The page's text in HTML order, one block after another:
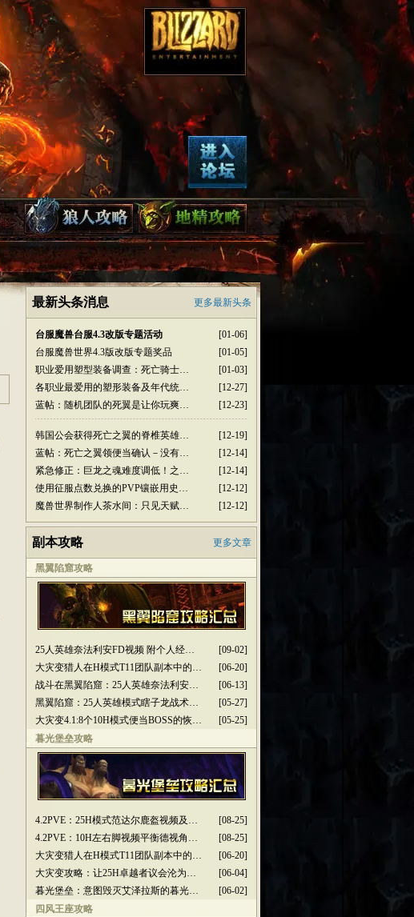
最新头条消息 更多最新头条
[01-06]
台服魔兽台服4.3改版专题活动
[01-05]
台服魔兽世界4.3版改版专题奖品
[01-03]
职业爱用塑型装备调查：死亡骑士…
[12-27]
各职业最爱用的塑形装备及年代统…
[12-23]
蓝帖：随机团队的死翼是让你玩爽…
[12-19]
韩国公会获得死亡之翼的脊椎英雄…
[12-14]
蓝帖：死亡之翼领便当确认－没有…
[12-14]
紧急修正：巨龙之魂难度调低！之…
[12-12]
使用征服点数兑换的PVP镶嵌用史…
[12-12]
魔兽世界制作人茶水间：只见天赋…
副本攻略 更多文章
黑翼陷窟攻略
[09-02]
25人英雄奈法利安FD视频 附个人经…
[06-20]
大灾变猎人在H模式T11团队副本中的…
[06-13]
战斗在黑翼陷窟：25人英雄奈法利安…
[05-27]
黑翼陷窟：25人英雄模式瞎子龙战术…
[05-25]
大灾变4.1:8个10H模式便当BOSS的恢…
暮光堡垒攻略
[08-25]
4.2PVE：25H模式范达尔鹿盔视频及…
[08-25]
4.2PVE：10H左右脚视频平衡德视角…
[06-20]
大灾变猎人在H模式T11团队副本中的…
[06-04]
大灾变攻略：让25H卓越者议会沦为…
[06-02]
暮光堡垒：意图毁灭艾泽拉斯的暮光…
四风王座攻略